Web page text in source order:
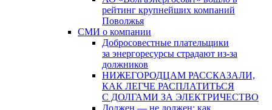
рейтинг крупнейших компаний
Поволжья
СМИ о компании
Добросовестные плательщики
за энергоресурсы страдают из-за
должников
НИЖЕГОРОДЦАМ РАССКАЗАЛИ,
КАК ЛЕГЧЕ РАСПЛАТИТЬСЯ
С ДОЛГАМИ ЗА ЭЛЕКТРИЧЕСТВО